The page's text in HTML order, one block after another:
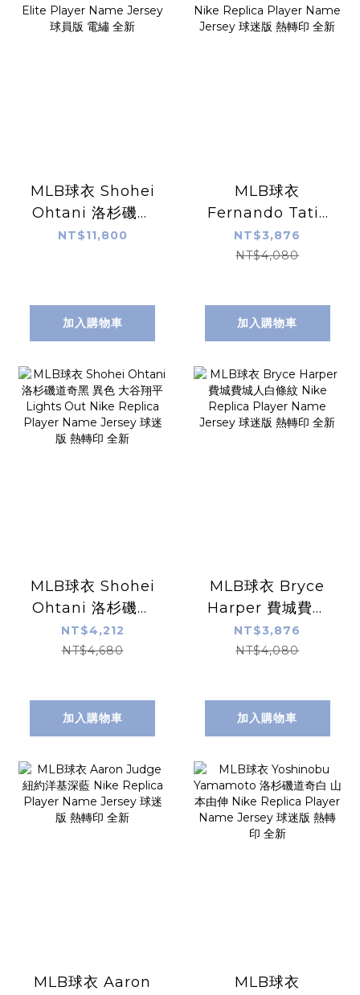
MLB球衣 Shohei
Ohtani 洛杉磯道
奇白 大谷翔平
NT$11,800
加入購物車
MLB球衣
Fernando Tatis
Jr. 聖地牙哥教士白
條紋 Nike
迷版 熱轉印 全新
NT$3,876
NT$4,080
加入購物車
MLB球衣 Shohei
Ohtani 洛杉磯道
奇黑 異色 大谷翔平
Lights Out Nike
迷版 熱轉印 全新
NT$4,212
NT$4,680
加入購物車
MLB球衣 Bryce
Harper 費城費城
人白條紋 Nike
Replica Player
NT$3,876
NT$4,080
加入購物車
MLB球衣 Aaron MLB球衣